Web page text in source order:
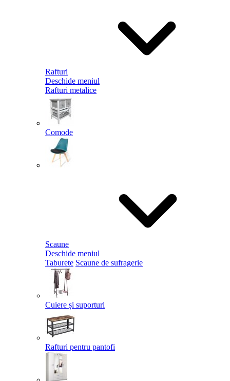
Rafturi
Deschide meniul
Rafturi metalice
Comode
Scaune
Deschide meniul
Taburete Scaune de sufragerie
Cuiere și suporturi
Rafturi pentru pantofi